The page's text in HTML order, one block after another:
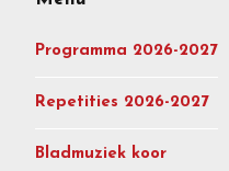
Programma 2026-2027
Repetities 2026-2027
Bladmuziek koor